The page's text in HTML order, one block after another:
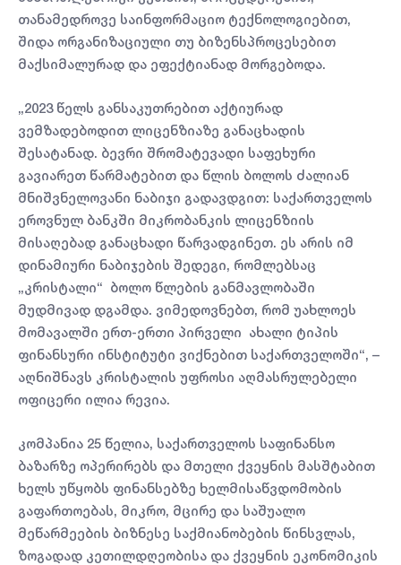
თანამედროვე საინფორმაციო ტექნოლოგიებით,
შიდა ორგანიზაციული თუ ბიზენსპროცესებით
მაქსიმალურად და ეფექტიანად მორგებოდა.
„2023 წელს განსაკუთრებით აქტიურად
ვემზადებოდით ლიცენზიაზე განაცხადის
შესატანად. ბევრი შრომატევადი საფეხური
გავიარეთ წარმატებით და წლის ბოლოს ძალიან
მნიშვნელოვანი ნაბიჯი გადავდგით: საქართველოს
ეროვნულ ბანკში მიკრობანკის ლიცენზიის
მისაღებად განაცხადი წარვადგინეთ. ეს არის იმ
დინამიური ნაბიჯების შედეგი, რომლებსაც
„კრისტალი“ ბოლო წლების განმავლობაში
მუდმივად დგამდა. ვიმედოვნებთ, რომ უახლოეს
მომავალში ერთ-ერთი პირველი ახალი ტიპის
ფინანსური ინსტიტუტი ვიქნებით საქართველოში“, –
აღნიშნავს კრისტალის უფროსი აღმასრულებელი
ოფიცერი ილია რევია.
კომპანია 25 წელია, საქართველოს საფინანსო
ბაზარზე ოპერირებს და მთელი ქვეყნის მასშტაბით
ხელს უწყობს ფინანსებზე ხელმისაწვდომობის
გაფართოებას, მიკრო, მცირე და საშუალო
მეწარმეების ბიზნესე საქმიანობების წინსვლას,
ზოგადად კეთილდღეობისა და ქვეყნის ეკონომიკის